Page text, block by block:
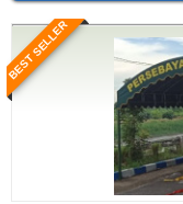
BEST SELLER